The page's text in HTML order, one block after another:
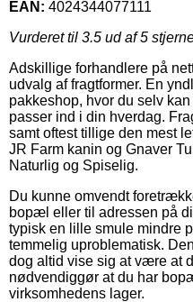
EAN: 4024344077111
Vurderet til 3.5 ud af 5
Adskillige forhandlere på
udvalg af fragtformer. En
pakkeshop, hvor du selv
passer ind i din hverdag.
samt oftest tillige den mest
JR Farm kanin og Gnaver
Naturlig og Spiselig.
Du kunne omvendt
bopæl eller til adressen på
typisk en lille smule mindre
temmelig uproblematisk.
dog altid vise sig at være at
nødvendiggør at du har
virksomhedens lager.